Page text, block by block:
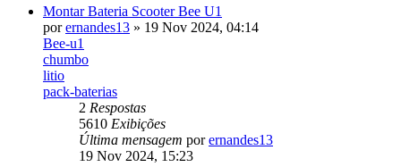
Montar Bateria Scooter Bee U1
porernandes13 » 19 Nov 2024, 04:14
Bee-u1
chumbo
litio
pack-baterias
2 Respostas
5610 Exibições
Última mensagem porernandes13
19 Nov 2024, 15:23